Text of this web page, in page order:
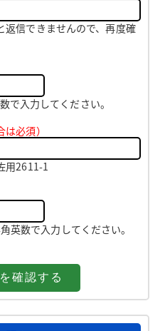
信できませんので、再度確
入力してください。
必須）
用2611-1
数で入力してください。